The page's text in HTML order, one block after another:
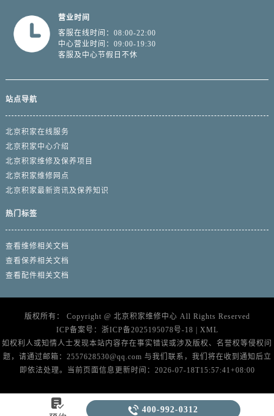
营业时间
客服在线时间：08:00-22:00
中心营业时间：09:00-19:30
客服及中心节假日不休
站点导航
北京积家在线服务
北京积家中心介绍
北京积家维修及保养项目
北京积家维修网点
北京积家最新资讯及保养知识
热门标签
查看维修相关文档
查看保养相关文档
查看配件相关文档
版权所有： Copyright @ 北京积家维修中心 All Rights Reserved
ICP备案号： 浙ICP备2025195078号-18 | XML
如权利人或知情人士发现本站内容存在事实错误或涉及版权、名誉权等侵权问
题，请通过邮箱：2557628530@qq.com 与我们联系，我们将在收到通知后立
即依法处理。当前页面信息更新时间：2026-07-18T15:57:41+08:00
  400-992-0312